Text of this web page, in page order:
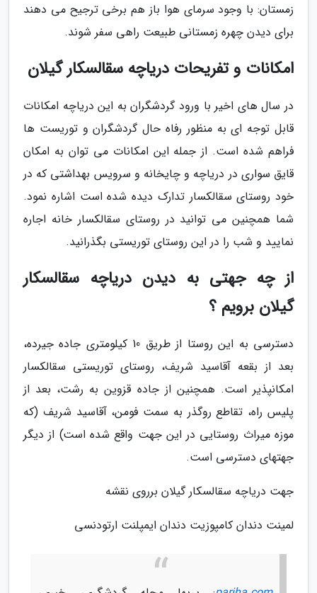
زمستان: با وجود سرمای هوا باز هم برخی ترجیح می دهند
برای دیدن چهره زمستانی طبیعت راهی سفر شوند.
امکانات و تفریحات دریاچه سقالسکار گیلان
در سال های اخیر با ورود گردشگران به این دریاچه امکانات
قابل توجه ای به منظور رفاه حال گردشگران و توریست ها
فراهم شده است. از جمله این امکانات می توان به امکان
قایق سواری در دریاچه و چایخانه و سرویس بهداشتی که در
خود روستای سقالکسار تدارک دیده شده است اشاره نمود.
شما همچنین می توانید در روستای سقالکسار خانه اجاره
نمایید و شب را در این روستای توریستی بگذرانید.
از چه جهتی به دیدن دریاچه سقالسکار
گیلان برویم ؟
دسترسی به این روستا از طریق 10 کیلومتری جاده جیرده،
بعد از بقعه آقاسید شریف، روستای توریستی سقالکسار
امکانپذیر است. همچنین از جاده قزوین به رشت، بعد از
پلیس راه، تقاطع روگذر به سمت فومن، آقاسید شریف (که
موزه میراث روستایی در این جهت واقع شده است) از دیگر
جهتهای دسترسی است.
جهت دریاچه سقالسکار گیلان برروی نقشه
لمینت دندان کامپوزیت دندان ایمپلنت ارتودنسی